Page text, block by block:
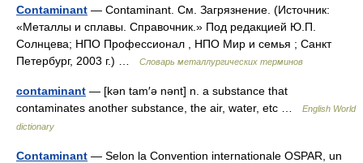
Contaminant — Contaminant. См. Загрязнение. (Источник:
«Металлы и сплавы. Справочник.» Под редакцией Ю.П.
Солнцева; НПО Профессионал , НПО Мир и семья ; Санкт
Петербург, 2003 г.) …
Словарь металлургических терминов
contaminant — [kən tam′ə nənt] n. a substance that
contaminates another substance, the air, water, etc …
English World
dictionary
Contaminant — Selon la Convention internationale OSPAR, un